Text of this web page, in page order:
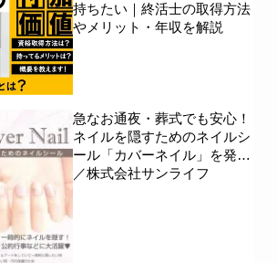
持ちたい｜終活士の取得方法
やメリット・年収を解説
急なお通夜・葬式でも安心！
ネイルを隠すためのネイルシ
ール「カバーネイル」を発売
／株式会社サンライフ